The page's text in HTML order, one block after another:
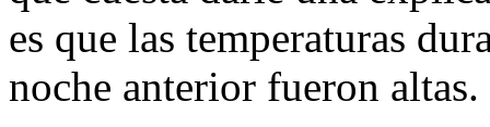
es que las temperaturas
noche anterior fueron altas.